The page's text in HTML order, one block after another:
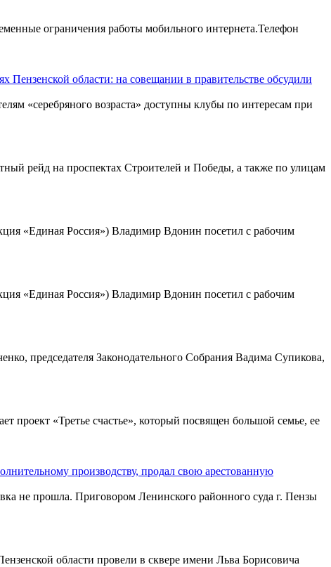
ограничения работы мобильного интернета.Телефон
Пензенской области: на совещании в правительстве обсудили
«серебряного возраста» доступны клубы по интересам при
рейд на проспектах Строителей и Победы, а также по улицам
«Единая Россия») Владимир Вдонин посетил с рабочим
«Единая Россия») Владимир Вдонин посетил с рабочим
председателя Законодательного Собрания Вадима Супикова,
проект «Третье счастье», который посвящен большой семье, ее
производству, продал свою арестованную
не прошла. Приговором Ленинского районного суда г. Пензы
области провели в сквере имени Льва Борисовича